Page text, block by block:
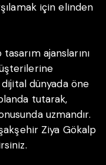
için elinden
ajanslarını
dünyada öne
tutarak,
uzmandır.
Ziya Gökalp